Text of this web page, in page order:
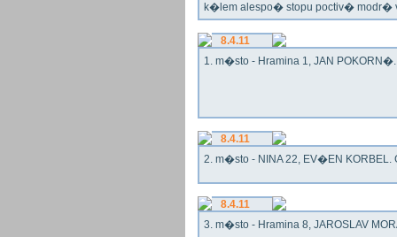
k�lem alespo� stopu poctiv�
8.4.11
1. m�sto - Hramina 1, JAN
8.4.11
2. m�sto - NINA 22, EV�EN KORBEL.
8.4.11
3. m�sto - Hramina 8, JAROSLAV